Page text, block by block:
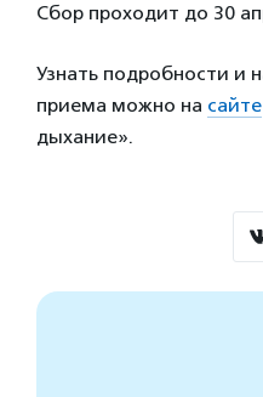
Сбор проходит до 30
Узнать подробности и
приема можно на сайте
дыхание».